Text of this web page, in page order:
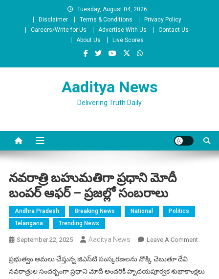
Tuesday, August 04, 2026
Disclaimer
Terms & Conditions
Privacy Policy
Careers/Write for Us
Advertise With Us
Contact Us
About Us
Live Scores
Aaditya News
Delivering Truth Daily
నవరాత్రి బహుమతిగా ప్రధాని మోదీ
బంపర్ ఆఫర్ – ప్రజల్లో సంబరాలు
Andhra Pradesh Breaking News National
Politics
Telangana
Trending News
September 22, 2025 Aaditya News Leave A CommentOn
ప్రధాని
ప్రభుత్వం అమలు చేస్తున్న జిఎస్‌టి సంస్కరణలను నొక్కి చెబుతూ దేవి
నవరాత్రుల సందర్భంగా ప్రధాని మోదీ అందరికీ హృదయపూర్వక శుభాకాంక్షలు